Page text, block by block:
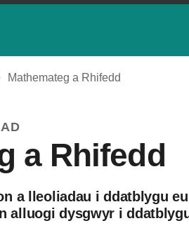
Mathemateg a Rhifedd
a Rhifedd
a lleoliadau i ddatblygu eu
alluogi dysgwyr i